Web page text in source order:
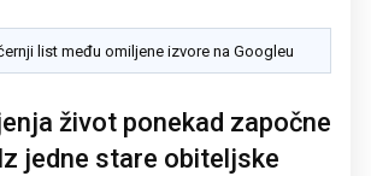
list među omiljene izvore na Googleu
život ponekad započne
jedne stare obiteljske